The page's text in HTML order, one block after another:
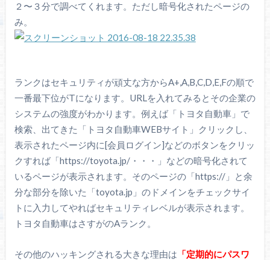
２〜３分で調べてくれます。ただし暗号化されたページの
み。
ランクはセキュリティが頑丈な方からA+,A,B,C,D,E,Fの順で
一番最下位がTになります。URLを入れてみるとその企業の
システムの強度がわかります。例えば「トヨタ自動車」で
検索、出てきた「トヨタ自動車WEBサイト」クリックし、
表示されたページ内に[会員ログイン]などのボタンをクリッ
クすれば「https://toyota.jp/・・・」などの暗号化されて
いるページが表示されます。そのページの「https://」と余
分な部分を除いた「toyota.jp」のドメインをチェックサイ
トに入力してやればセキュリティレベルが表示されます。
トヨタ自動車はさすがのAランク。
その他のハッキングされる大きな理由は 「定期的にパスワ